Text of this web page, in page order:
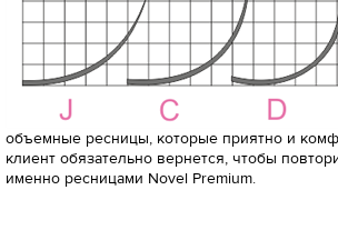
объемные ресницы, которые приятно и
клиент обязательно вернется, чтобы
именно ресницами Novel Premium.